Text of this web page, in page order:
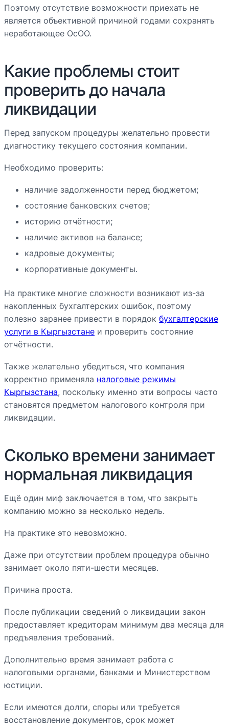
Поэтому отсутствие возможности приехать не
является объективной причиной годами сохранять
неработающее ОсОО.
Какие проблемы стоит
проверить до начала
ликвидации
Перед запуском процедуры желательно провести
диагностику текущего состояния компании.
Необходимо проверить:
наличие задолженности перед бюджетом;
состояние банковских счетов;
историю отчётности;
наличие активов на балансе;
кадровые документы;
корпоративные документы.
На практике многие сложности возникают из-за
накопленных бухгалтерских ошибок, поэтому
полезно заранее привести в порядок бухгалтерские
услуги в Кыргызстане и проверить состояние
отчётности.
Также желательно убедиться, что компания
корректно применяла налоговые режимы
Кыргызстана, поскольку именно эти вопросы часто
становятся предметом налогового контроля при
ликвидации.
Сколько времени занимает
нормальная ликвидация
Ещё один миф заключается в том, что закрыть
компанию можно за несколько недель.
На практике это невозможно.
Даже при отсутствии проблем процедура обычно
занимает около пяти-шести месяцев.
Причина проста.
После публикации сведений о ликвидации закон
предоставляет кредиторам минимум два месяца для
предъявления требований.
Дополнительно время занимает работа с
налоговыми органами, банками и Министерством
юстиции.
Если имеются долги, споры или требуется
восстановление документов, срок может